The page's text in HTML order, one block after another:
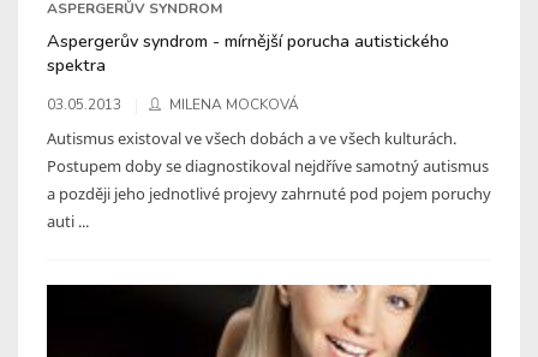
ASPERGERŮV SYNDROM
Aspergerův syndrom - mírnější porucha autistického
spektra
03.05.2013 MILENA MOCKOVÁ
Autismus existoval ve všech dobách a ve všech kulturách.
Postupem doby se diagnostikoval nejdříve samotný autismus
a později jeho jednotlivé projevy zahrnuté pod pojem poruchy
auti ...